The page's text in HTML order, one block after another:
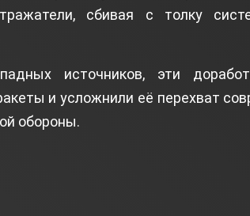
сбивая с толку
источников, эти
и усложнили её перехват
обороны.